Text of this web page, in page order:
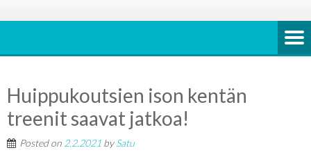
Huippukoutsien ison kentän
treenit saavat jatkoa!
Posted on 2.2.2021 bySatu